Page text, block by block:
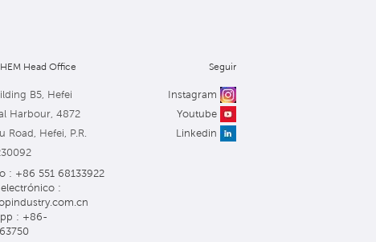
Head Office
B5, Hefei
Harbour, 4872
Road, Hefei, P.R.
: +86 551 68133922
:
: +86-
Seguir
Instagram
Youtube
Linkedin